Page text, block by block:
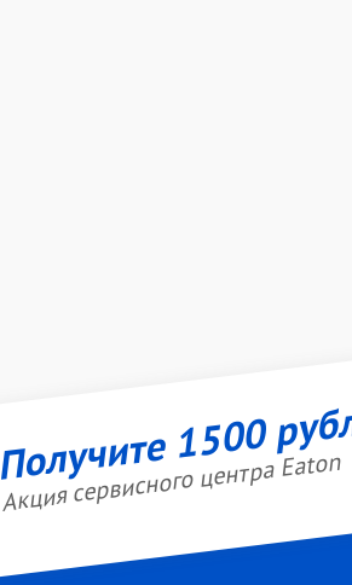
Получите 1500
Акция сервисного центра Eaton